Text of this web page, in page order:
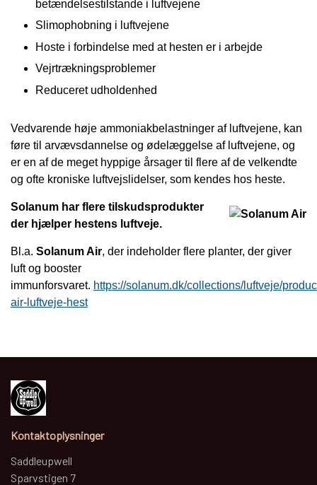
betændelsestilstande i luftvejene
Slimophobning i luftvejene
Hoste i forbindelse med at hesten er i arbejde
Vejrtrækningsproblemer
Reduceret udholdenhed
Vedvarende høje ammoniakbelastninger af luftvejene, kan
føre til arvævsdannelse og ødelæggelse af luftvejene, og
er en af de meget hyppige årsager til flere af de velkendte
og ofte kroniske luftvejslidelser, som kendes hos heste.
Solanum har flere tilskudsprodukter
der hjælper hestens luftveje.
Bl.a. Solanum Air, der indeholder flere planter, der giver
luft og booster
immunforsvaret. https://solanum.dk/collections/luftveje/
air-luftveje-hest
Kontaktoplysninger
Saddleupwell
Sparvstigen 7